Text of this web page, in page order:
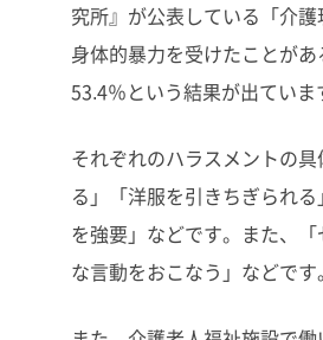
究所』が公表している「介
身体的暴力を受けたことが
53.4％という結果が出ていま
それぞれのハラスメントの
る」「洋服を引きちぎられ
を強要」などです。また、
な言動をおこなう」などです。